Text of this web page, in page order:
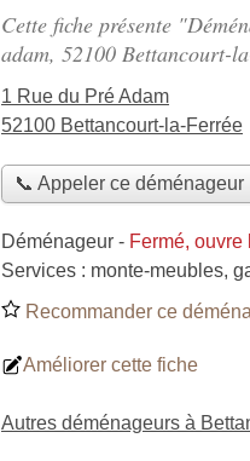
Cette fiche présente
adam, 52100 Bettancourt-
1 Rue du Pré Adam
52100 Bettancourt-la-Ferrée
📞 Appeler ce déménageur
Déménageur - Fermé,
Services : monte-meubles,
Recommander ce
Améliorer cette fiche
Autres déménageurs à